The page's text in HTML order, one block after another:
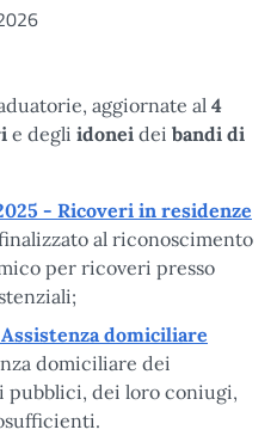
aggiornate al 4
e degli idonei dei bandi di
- Ricoveri in residenze
al riconoscimento
per ricoveri presso
domiciliare
domiciliare dei
pubblici, dei loro coniugi,